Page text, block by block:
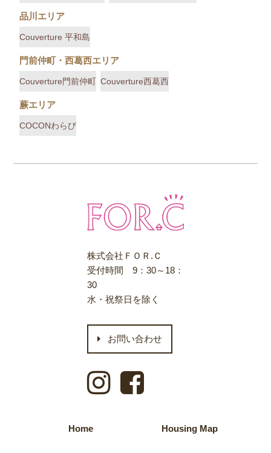
品川エリア
Couverture 平和島
門前仲町・西葛西エリア
Couverture門前仲町 Couverture西葛西
蕨エリア
COCONわらび
株式会社ＦＯＲ.Ｃ
受付時間 9：30～18：
30
水・祝祭日を除く
お問い合わせ
Home Housing Map